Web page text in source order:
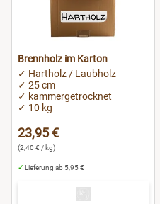
Brennholz im Karton
✓ Hartholz / Laubholz
✓ 25 cm
✓ kammergetrocknet
✓ 10 kg
23,95 €
(2,40 € / kg)
✓ Lieferung ab 5,95 €